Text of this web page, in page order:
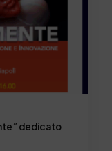
dedicato